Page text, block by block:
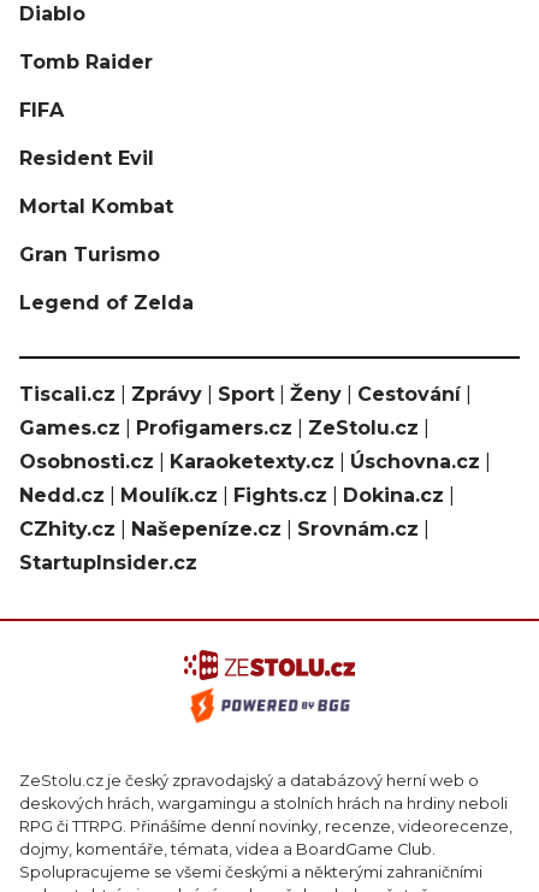
Diablo
Tomb Raider
FIFA
Resident Evil
Mortal Kombat
Gran Turismo
Legend of Zelda
Tiscali.cz Zprávy Sport Ženy Cestování|
Games.cz
Profigamers.cz ZeStolu.cz
Osobnosti.cz
Karaoketexty.cz Úschovna.cz
Nedd.cz
Moulík.cz Fights.cz Dokina.cz
CZhity.cz
Našepeníze.cz Srovnám.cz
StartupInsider.cz
ZeStolu.cz je český zpravodajský a databázový herní web o
deskových hrách, wargamingu a stolních hrách na hrdiny neboli
RPG či TTRPG. Přinášíme denní novinky, recenze, videorecenze,
dojmy, komentáře, témata, videa a BoardGame Club.
Spolupracujeme se všemi českými a některými zahraničními